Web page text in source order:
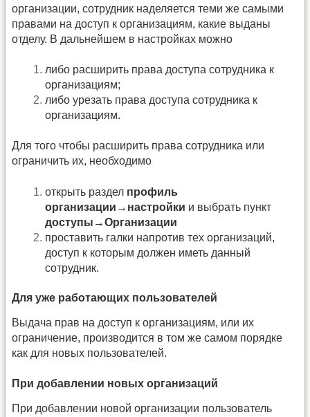
организации, сотрудник наделяется теми же самыми
правами на доступ к организациям, какие выданы
отделу. В дальнейшем в настройках можно
либо расширить права доступа сотрудника к
организациям;
либо урезать права доступа сотрудника к
организациям.
Для того чтобы расширить права сотрудника или
ограничить их, необходимо
открыть раздел профиль
организации → настройки и выбрать пункт
доступы→Организации
проставить галки напротив тех организаций,
доступ к которым должен иметь данный
сотрудник.
Для уже работающих пользователей
Выдача прав на доступ к организациям, или их
ограничение, производится в том же самом порядке
как для новых пользователей.
При добавлении новых организаций
При добавлении новой организации пользователь